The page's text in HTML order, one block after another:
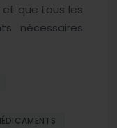
que tous les
nécessaires